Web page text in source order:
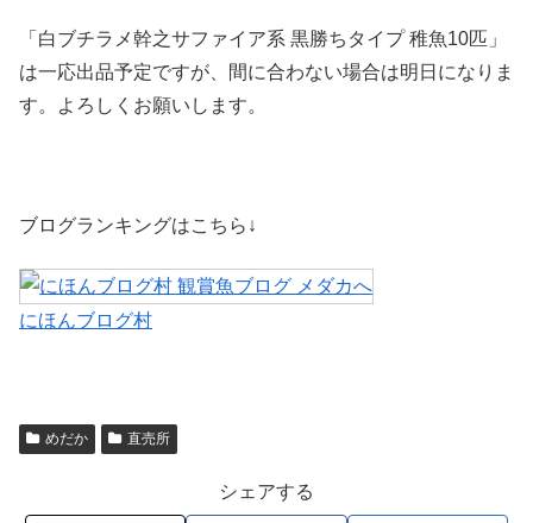
「白ブチラメ幹之サファイア系 黒勝ちタイプ 稚魚10匹」
は一応出品予定ですが、間に合わない場合は明日になりま
す。よろしくお願いします。
ブログランキングはこちら↓
にほんブログ村
めだか 直売所
シェアする